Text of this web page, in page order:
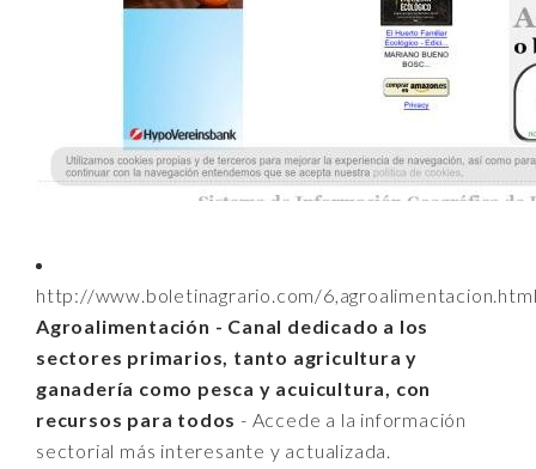
http://www.boletinagrario.com/
Agroalimentación - Canal dedicado a los
sectores primarios, tanto agricultura y
ganadería como pesca y acuicultura, con
recursos para todos - Accede a la información
sectorial más interesante y actualizada.